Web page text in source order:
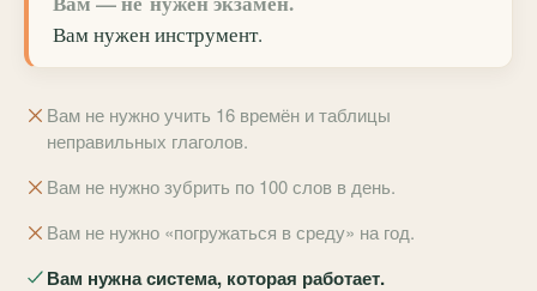
Вам нуженинструмент.
Вам не нужно учить 16 времён и таблицы
неправильных глаголов.
Вам не нужно зубрить по 100 слов в день.
Вам не нужно «погружаться в среду» на год.
Вам нужна система, которая работает.